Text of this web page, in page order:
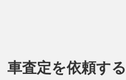
車査定を依頼する